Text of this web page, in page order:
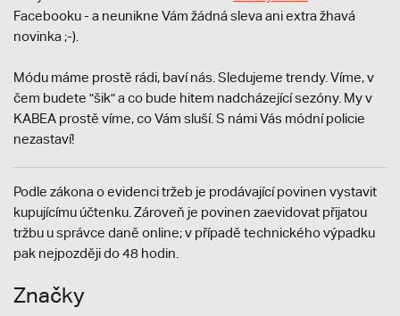
Facebooku - a neunikne Vám žádná sleva ani extra žhavá
novinka ;-).
Módu máme prostě rádi, baví nás. Sledujeme trendy. Víme, v
čem budete "šik" a co bude hitem nadcházející sezóny. My v
KABEA prostě víme, co Vám sluší. S námi Vás módní policie
nezastaví!
Podle zákona o evidenci tržeb je prodávající povinen vystavit
kupujícímu účtenku. Zároveň je povinen zaevidovat přijatou
tržbu u správce daně online; v případě technického výpadku
pak nejpozději do 48 hodin.
Značky